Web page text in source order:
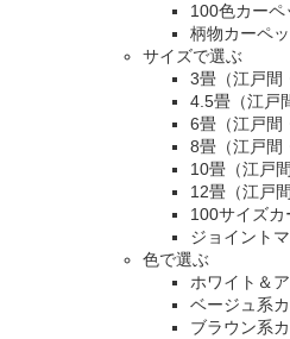
100色カーペ
柄物カーペッ
サイズで選ぶ
3畳（江戸間
4.5畳（江戸
6畳（江戸間
8畳（江戸間
10畳（江戸
12畳（江戸
100サイズカ
ジョイント
色で選ぶ
ホワイト＆
ベージュ系
ブラウン系